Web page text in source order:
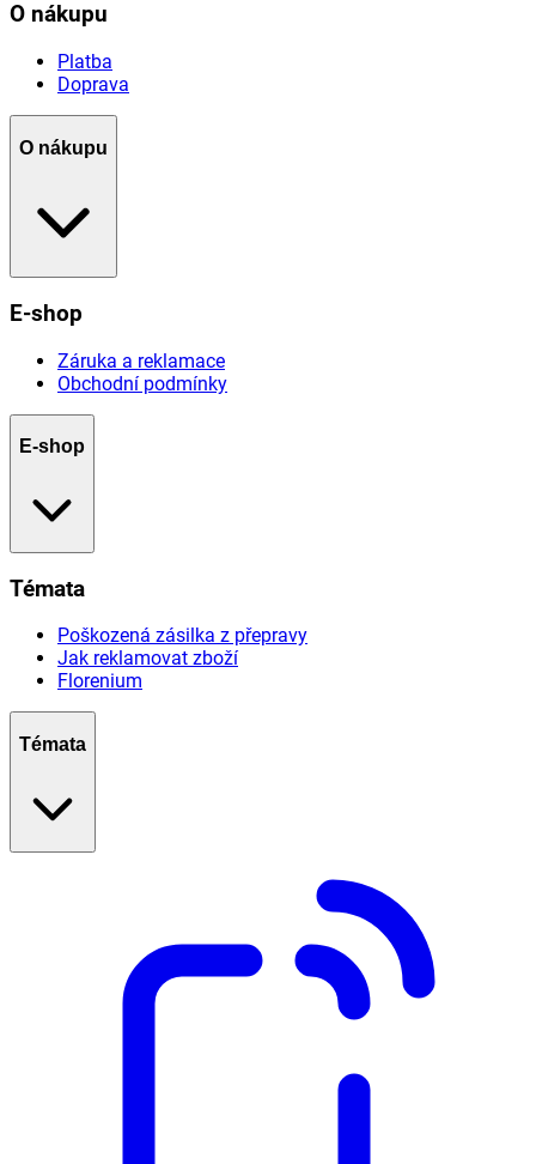
O nákupu
Platba
Doprava
O nákupu
E-shop
Záruka a reklamace
Obchodní podmínky
E-shop
Témata
Poškozená zásilka z přepravy
Jak reklamovat zboží
Florenium
Témata